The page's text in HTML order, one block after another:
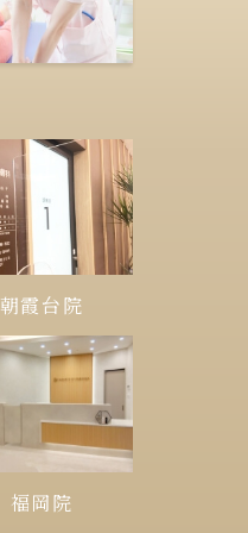
朝霞台院
福岡院